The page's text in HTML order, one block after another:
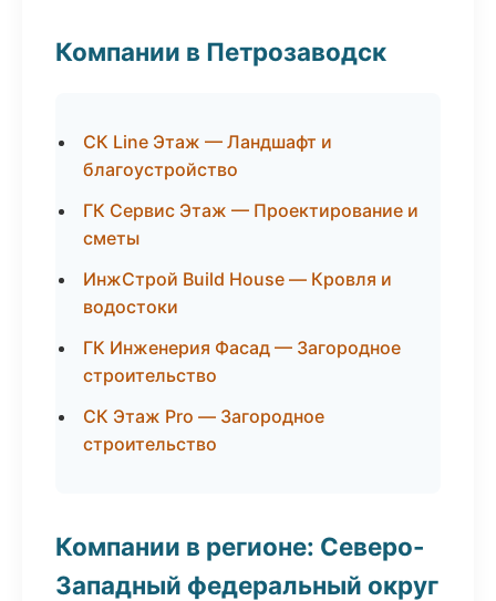
Компании в Петрозаводск
СК Line Этаж — Ландшафт и
благоустройство
ГК Сервис Этаж — Проектирование и
сметы
ИнжСтрой Build House — Кровля и
водостоки
ГК Инженерия Фасад — Загородное
строительство
СК Этаж Pro — Загородное
строительство
Компании в регионе: Северо-
Западный федеральный округ